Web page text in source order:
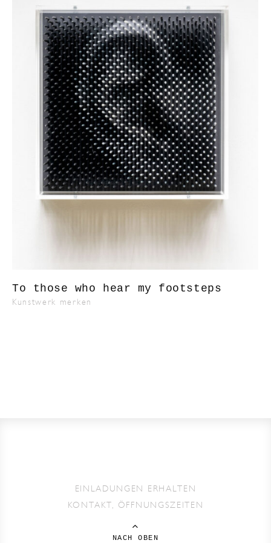
Kunstwerk merken
To those who hear my footsteps
EINLADUNGEN ERHALTEN
KONTAKT, ÖFFNUNGSZEITEN
NACH OBEN